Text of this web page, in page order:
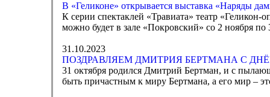
В «Геликоне» открывается выставка «Наряды
К серии спектаклей «Травиата» театр
можно будет в зале «Покровский» со 2 ноября по
31.10.2023
ПОЗДРАВЛЯЕМ ДМИТРИЯ БЕРТМАНА С
31 октября родился Дмитрий Бертман, и с
быть причастным к миру Бертмана, а его мир –